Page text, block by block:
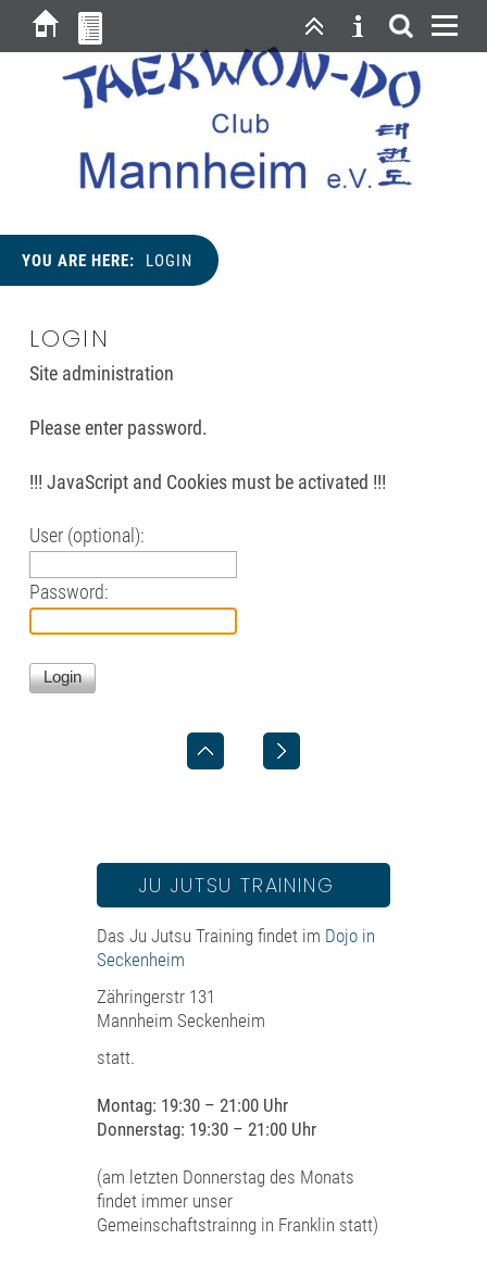
YOU ARE HERE: LOGIN
LOGIN
Site administration
Please enter password.
!!! JavaScript and Cookies must be activated !!!
User (optional):
Password:
JU JUTSU TRAINING
Das Ju Jutsu Training findet im Dojo in
Seckenheim
Zähringerstr 131
Mannheim Seckenheim
statt.
Montag: 19:30 – 21:00 Uhr
Donnerstag: 19:30 – 21:00 Uhr
(am letzten Donnerstag des Monats
findet immer unser
Gemeinschaftstrainng in Franklin statt)